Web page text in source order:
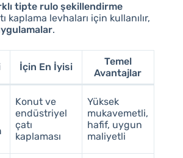
tipte rulo şekillendirme
kaplama levhaları için kullanılır,
.
İçin En İyisi
Temel
Avantajlar
Konut ve
endüstriyel
çatı
kaplaması
Yüksek
mukavemetli,
hafif, uygun
maliyetli